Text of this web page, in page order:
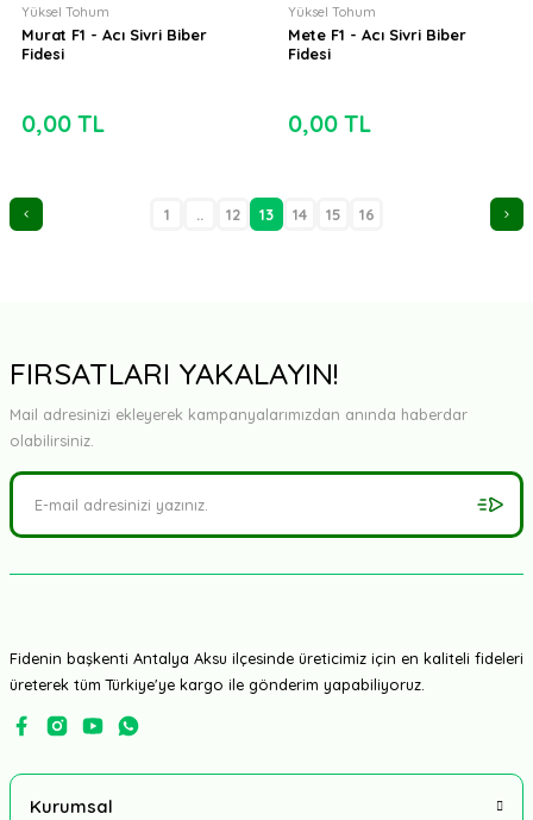
Yüksel Tohum
Murat F1 - Acı Sivri Biber
Fidesi
0,00 TL
Yüksel Tohum
Mete F1 - Acı Sivri Biber
Fidesi
0,00 TL
1 .. 12 13 14 15 16
FIRSATLARI YAKALAYIN!
Mail adresinizi ekleyerek kampanyalarımızdan anında haberdar
olabilirsiniz.
Fidenin başkenti Antalya Aksu ilçesinde üreticimiz için en kaliteli fideleri
üreterek tüm Türkiye'ye kargo ile gönderim yapabiliyoruz.
Kurumsal